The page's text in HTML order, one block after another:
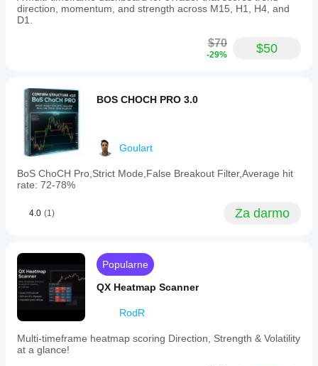
aby
zrozumieć,
warunkach
rynkowych.
Tak, możesz
modyfikować
swojej
strategii.
direction, momentum, and strength across M15, H1, H4, and
D1.
$70
-29% $50
BOS CHOCH PRO 3.0
Goulart
BoS ChoCH Pro,Strict Mode,False Breakout Filter,Average hit
rate: 72-78%
4.0 (1) Za darmo
Popularne
QX Heatmap Scanner
RodR
Multi-timeframe heatmap scoring Direction, Strength & Volatility
at a glance!